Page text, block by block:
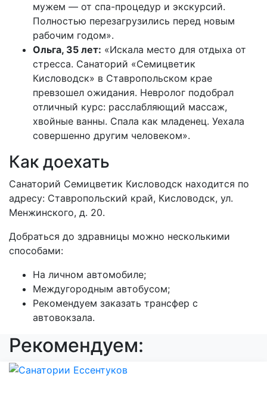
мужем — от спа-процедур и экскурсий.
Полностью перезагрузились перед новым
рабочим годом».
Ольга, 35 лет: «Искала место для отдыха от
стресса. Санаторий «Семицветик
Кисловодск» в Ставропольском крае
превзошел ожидания. Невролог подобрал
отличный курс: расслабляющий массаж,
хвойные ванны. Спала как младенец. Уехала
совершенно другим человеком».
Как доехать
Санаторий Семицветик Кисловодск находится по
адресу: Ставропольский край, Кисловодск, ул.
Менжинского, д. 20.
Добраться до здравницы можно несколькими
способами:
На личном автомобиле;
Междугородным автобусом;
Рекомендуем заказать трансфер с
автовокзала.
Рекомендуем: